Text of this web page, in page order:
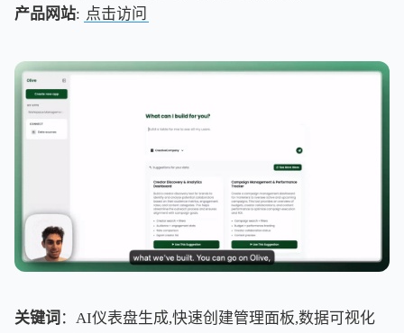
产品网站: 点击访问
关键词 ：AI仪表盘生成,快速创建管理面板,数据可视化